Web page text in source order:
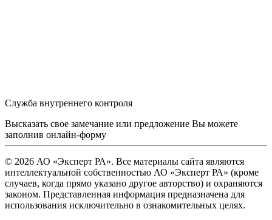
Служба внутреннего контроля
Высказать свое замечание или предложение Вы можете
заполнив онлайн-форму
© 2026 АО «Эксперт РА». Все материалы сайта являются
интеллектуальной собственностью АО «Эксперт РА» (кроме
случаев, когда прямо указано другое авторство) и охраняются
законом. Представленная информация предназначена для
использования исключительно в ознакомительных целях.